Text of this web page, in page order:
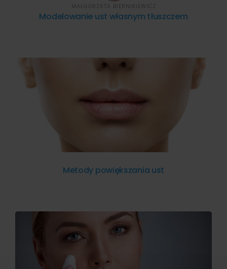
Modelowanie ust własnym tłuszczem
MAŁGORZATA BIERNIKIEWICZ
Metody powiększania ust